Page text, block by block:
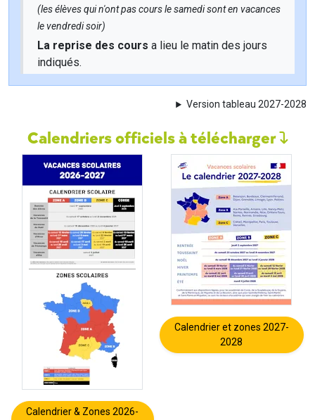
(les élèves qui n'ont pas cours le samedi sont en vacances
le vendredi soir)
La reprise des cours a lieu le matin des jours
indiqués.
Version tableau 2027-2028
Calendriers officiels à télécharger
Calendrier & Zones 2026-
Calendrier et zones 2027-
2028